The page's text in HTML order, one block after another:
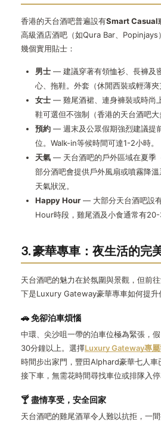
香港的天台酒吧普遍設有Smart Casual
高級酒店酒吧（如Qura Bar、Popinjays
幾個實用貼士：
男士 — 建議穿著有領恤衫、長褲及
心、拖鞋。外套（休閒西裝或輕薄夾
女士 — 雞尾酒裙、連身褲裝或時尚
鞋可選但不強制（香港的天台酒吧大
預約 — 週末及公眾假期強烈建議提
位。Walk-in等候時間可達1-2小時。
天氣 — 天台酒吧的戶外區域在夏季
部分酒吧會提供戶外風扇或噴霧降
天氣狀況。
Happy Hour — 大部分天台酒吧設
Hour時段，雞尾酒及小食通常有20-
3. 豪華專車：夜生活的完
天台酒吧的魅力在於氛圍與景觀，但前
下是Luxury Gateway豪華專車如何提升
🚗 免卻泊車煩惱
中環、尖沙咀一帶的泊車位極為緊張，
30分鐘以上。選擇Luxury Gateway專
時間步出家門，豐田Alphard豪華七人車
接下車，無需花時間尋找車位或排隊入停
🍸 盡情享受，安全回家
天台酒吧的雞尾酒單令人難以抗拒，一